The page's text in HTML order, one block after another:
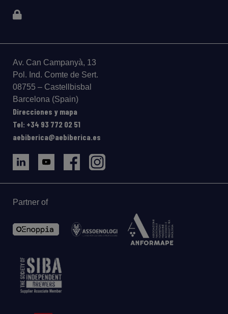
Av. Can Campanyà, 13
Pol. Ind. Comte de Sert.
08755 – Castellbisbal
Barcelona (Spain)
Direcciones y mapa
Tel: +34 93 772 02 51
aebiberica@aebiberica.es
Partner of